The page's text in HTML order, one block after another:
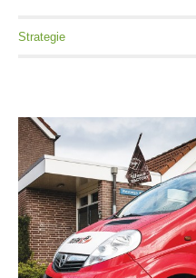
Strategie